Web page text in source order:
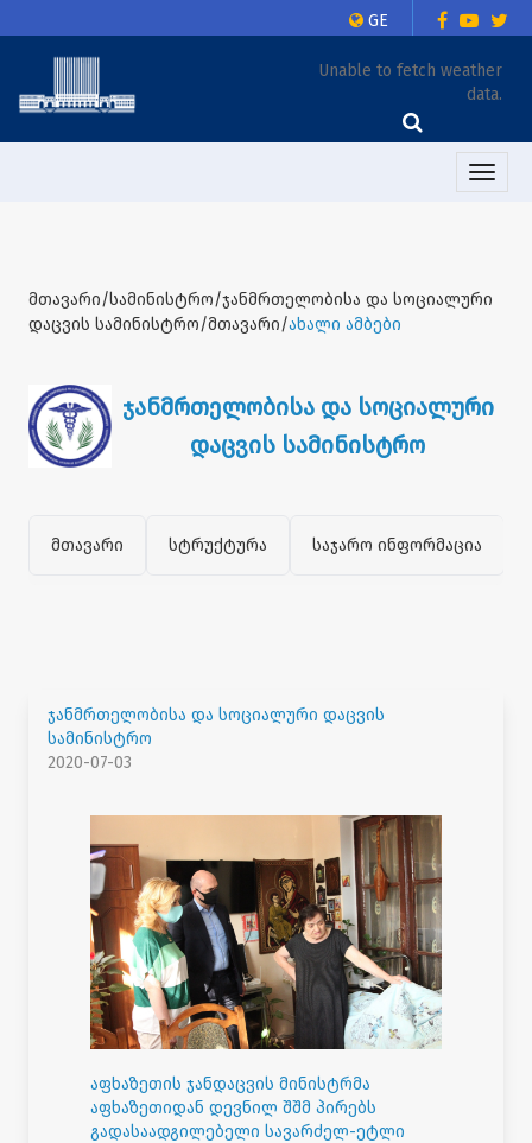
GE
Unable to fetch weather
data.
Toggle
მთავარი/სამინისტრო/ჯანმრთელობისა და სოციალური
დაცვის სამინისტრო/მთავარი/ახალი ამბები
ჯანმრთელობისა და სოციალური
დაცვის სამინისტრო
მთავარი სტრუქტურა საჯარო ინფორმაცია
ჯანმრთელობისა და სოციალური დაცვის
სამინისტრო
2020-07-03
აფხაზეთის ჯანდაცვის მინისტრმა
აფხაზეთიდან დევნილ შშმ პირებს
გადასაადგილებელი სავარძელ-ეტლი